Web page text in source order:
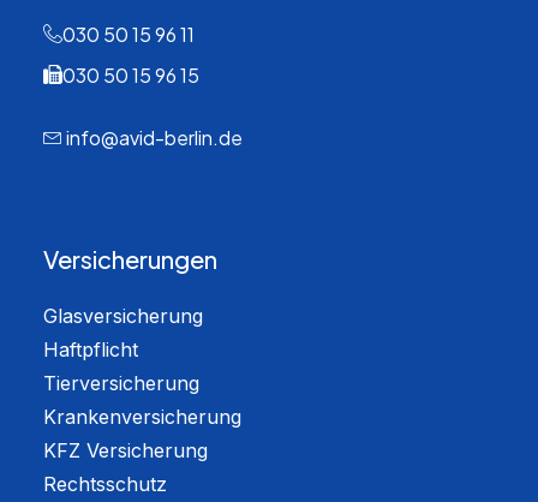
030 50 15 96 11
030 50 15 96 15
info@avid-berlin.de
Versicherungen
Glasversicherung
Haftpflicht
Tierversicherung
Krankenversicherung
KFZ Versicherung
Rechtsschutz